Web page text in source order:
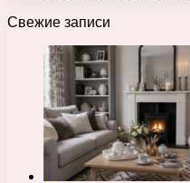
Свежие записи